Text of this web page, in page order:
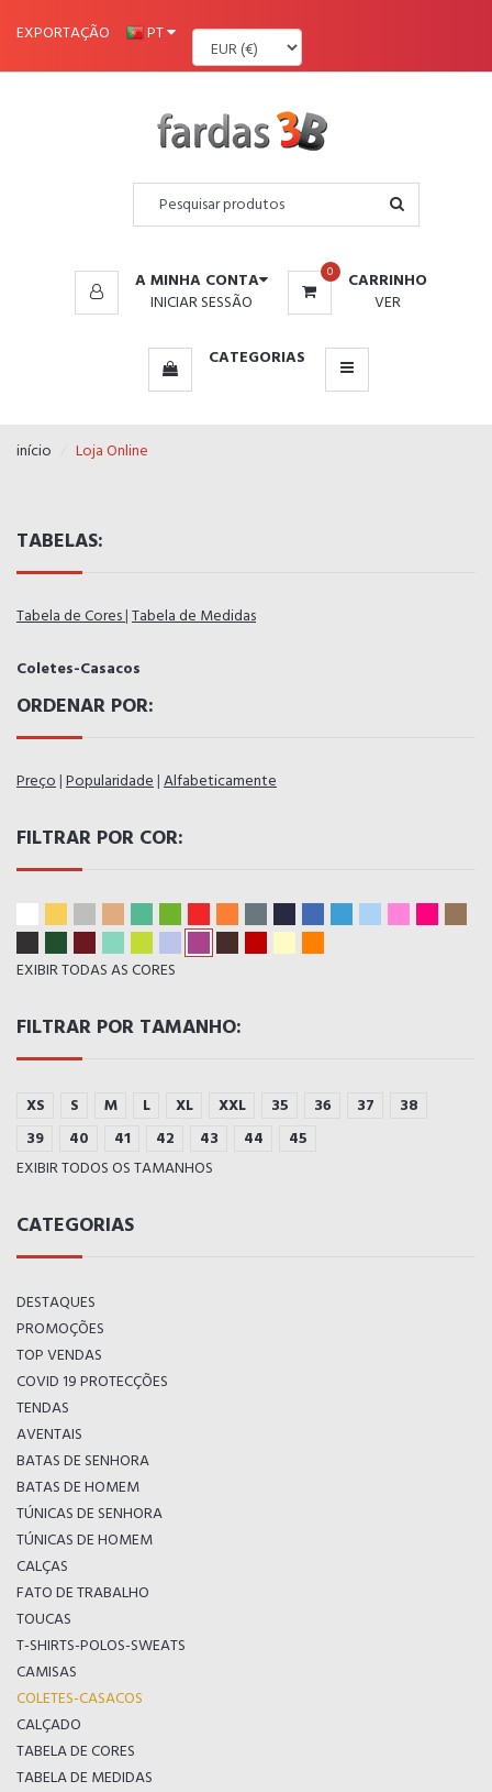
EXPORTAÇÃO PT
A MINHA CONTA
INICIAR SESSÃO
0
CARRINHO
VER
CATEGORIAS
MENU
início Loja Online
TABELAS:
Tabela de Cores|Tabela de Medidas
Coletes-Casacos
ORDENAR POR:
Preço|Popularidade|Alfabeticamente
FILTRAR POR COR:
EXIBIR TODAS AS CORES
FILTRAR POR TAMANHO:
XS S M L XL XXL 35 36 37
38
39
40 41 42 43 44
45
EXIBIR TODOS OS TAMANHOS
CATEGORIAS
DESTAQUES
PROMOÇÕES
TOP VENDAS
COVID 19 PROTECÇÕES
TENDAS
AVENTAIS
BATAS DE SENHORA
BATAS DE HOMEM
TÚNICAS DE SENHORA
TÚNICAS DE HOMEM
CALÇAS
FATO DE TRABALHO
TOUCAS
T-SHIRTS-POLOS-SWEATS
CAMISAS
COLETES-CASACOS
CALÇADO
TABELA DE CORES
TABELA DE MEDIDAS